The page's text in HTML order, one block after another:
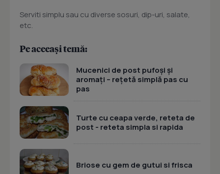
Serviti simplu sau cu diverse sosuri, dip-uri, salate,
etc.
Pe aceeași temă:
Mucenici de post pufoși și
aromați – rețetă simplă pas cu
pas
Turte cu ceapa verde, reteta de
post - reteta simpla si rapida
Briose cu gem de gutui si frisca